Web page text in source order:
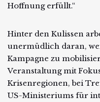
Hoffnung erfüllt.“
Hinter den Kulissen
unermüdlich daran,
Kampagne zu
Veranstaltung mit
Krisenregionen, bei
US-Ministeriums für